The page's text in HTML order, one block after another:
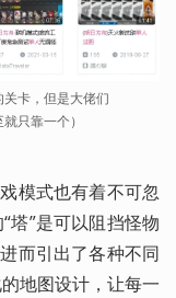
卡，但是大佬们
只靠一个）
模式也有着不可忽
塔”是可以阻挡怪物
而引出了各种不同
地图设计，让每一